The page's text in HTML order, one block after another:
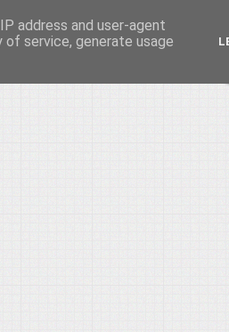
address and user-agent
service, generate usage